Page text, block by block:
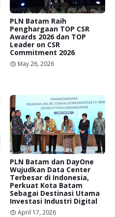
PLN Batam Raih
Penghargaan TOP CSR
Awards 2026 dan TOP
Leader on CSR
Commitment 2026
May 26, 2026
PLN Batam dan DayOne
Wujudkan Data Center
Terbesar di Indonesia,
Perkuat Kota Batam
Sebagai Destinasi Utama
Investasi Industri Digital
April 17, 2026